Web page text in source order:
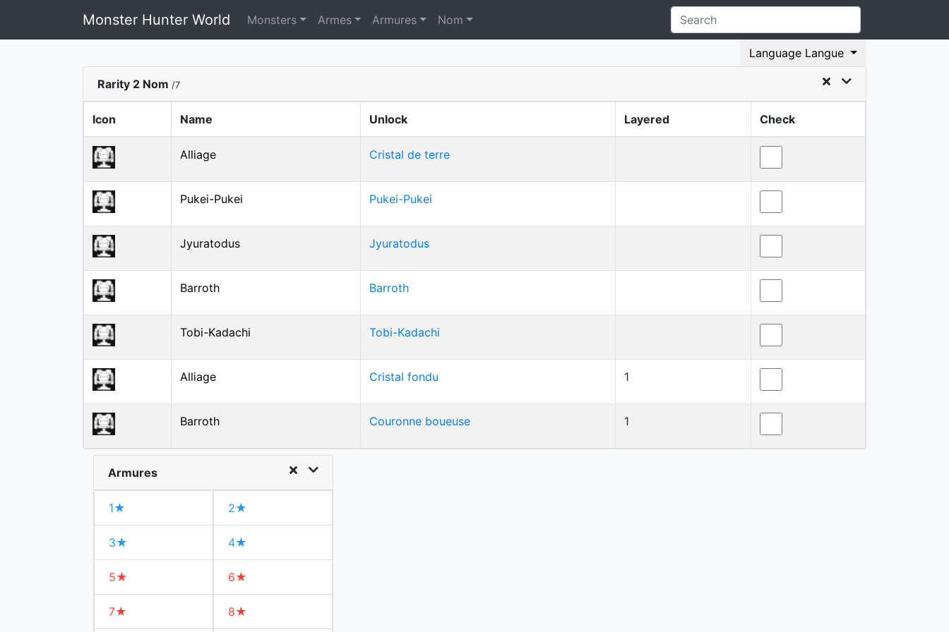
Monster Hunter World Monsters Armes Armures Nom
Language Langue
Rarity 2 Nom /7
Icon Name Unlock Layered Check
Alliage Cristal de terre
Pukei-Pukei Pukei-Pukei
Jyuratodus Jyuratodus
Barroth Barroth
Tobi-Kadachi Tobi-Kadachi
Alliage Cristal fondu 1
Barroth Couronne boueuse 1
Armures
1★ 2★
3★ 4★
5★ 6★
7★ 8★